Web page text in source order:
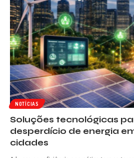
NOTÍCIAS
Soluções tecnológicas
desperdício de energia
cidades